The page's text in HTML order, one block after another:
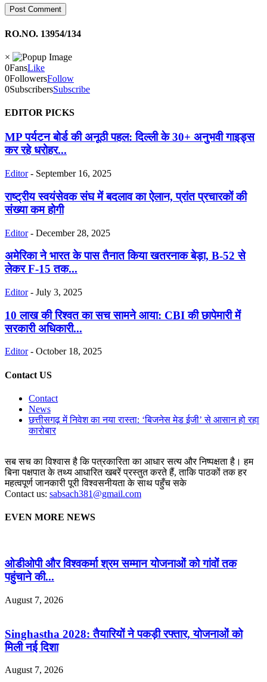
RO.NO. 13954/134
×
0FansLike
0FollowersFollow
0SubscribersSubscribe
EDITOR PICKS
MP पर्यटन बोर्ड की अनूठी पहल: दिल्ली के 30+ अनुभवी गाइड्स
कर रहे धरोहर...
Editor - September 16, 2025
राष्ट्रीय स्वयंसेवक संघ में बदलाव का ऐलान, प्रांत प्रचारकों की
संख्या कम होगी
Editor - December 28, 2025
अमेरिका ने भारत के पास तैनात किया खतरनाक बेड़ा, B-52 से
लेकर F-15 तक...
Editor - July 3, 2025
10 लाख की रिश्वत का सच सामने आया: CBI की छापेमारी में
सरकारी अधिकारी...
Editor - October 18, 2025
Contact US
Contact
News
छत्तीसगढ़ में निवेश का नया रास्ता: ‘बिजनेस मेड ईजी’ से आसान हो रहा
कारोबार
सब सच का विश्वास है कि पत्रकारिता का आधार सत्य और निष्पक्षता है। हम
बिना पक्षपात के तथ्य आधारित खबरें प्रस्तुत करते हैं, ताकि पाठकों तक हर
महत्वपूर्ण जानकारी पूरी विश्वसनीयता के साथ पहुँच सके
Contact us: sabsach381@gmail.com
EVEN MORE NEWS
ओडीओपी और विश्वकर्मा श्रम सम्मान योजनाओं को गांवों तक
पहुंचाने की...
August 7, 2026
Singhastha 2028: तैयारियों ने पकड़ी रफ्तार, योजनाओं को
मिली नई दिशा
August 7, 2026